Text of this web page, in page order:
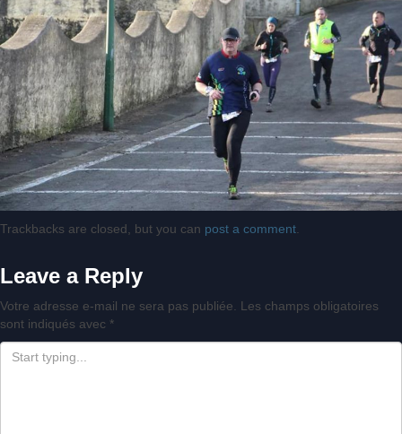
Trackbacks are closed, but you can post a comment
Leave a Reply
Votre adresse e-mail ne sera pas publiée.
Les champs obligatoires
sont indiqués avec *